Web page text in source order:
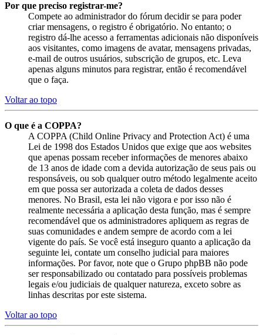
Por que preciso registrar-me?
Compete ao administrador do fórum decidir se para poder
criar mensagens, o registro é obrigatório. No entanto; o
registro dá-lhe acesso a ferramentas adicionais não disponíveis
aos visitantes, como imagens de avatar, mensagens privadas,
e-mail de outros usuários, subscrição de grupos, etc. Leva
apenas alguns minutos para registrar, então é recomendável
que o faça.
Voltar ao topo
O que é a COPPA?
A COPPA (Child Online Privacy and Protection Act) é uma
Lei de 1998 dos Estados Unidos que exige que aos websites
que apenas possam receber informações de menores abaixo
de 13 anos de idade com a devida autorização de seus pais ou
responsáveis, ou sob qualquer outro método legalmente aceito
em que possa ser autorizada a coleta de dados desses
menores. No Brasil, esta lei não vigora e por isso não é
realmente necessária a aplicação desta função, mas é sempre
recomendável que os administradores apliquem as regras de
suas comunidades e andem sempre de acordo com a lei
vigente do país. Se você está inseguro quanto a aplicação da
seguinte lei, contate um conselho judicial para maiores
informações. Por favor, note que o Grupo phpBB não pode
ser responsabilizado ou contatado para possíveis problemas
legais e/ou judiciais de qualquer natureza, exceto sobre as
linhas descritas por este sistema.
Voltar ao topo